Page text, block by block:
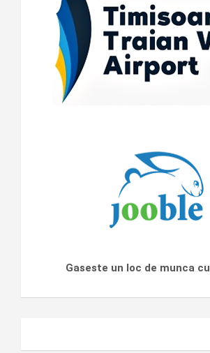
Gaseste un loc de munca cu